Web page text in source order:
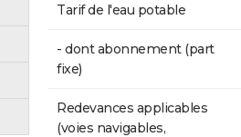
Tarif de l'eau potable
- dont abonnement (part
fixe)
Redevances applicables
(voies navigables,